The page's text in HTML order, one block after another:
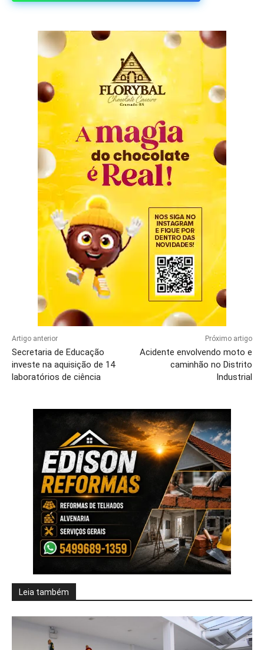
Artigo anterior
Secretaria de Educação
investe na aquisição de 14
laboratórios de ciência
Próximo artigo
Acidente envolvendo moto e
caminhão no Distrito
Industrial
Leia também